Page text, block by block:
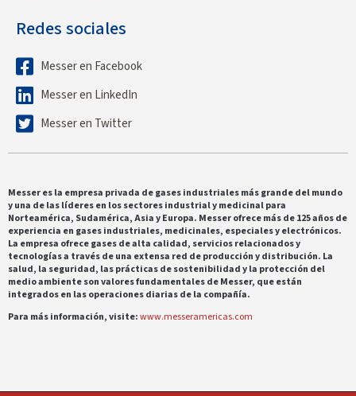
Redes sociales
Messer en Facebook
Messer en LinkedIn
Messer en Twitter
Messer es la empresa privada de gases industriales más grande del mundo
y una de las líderes en los sectores industrial y medicinal para
Norteamérica, Sudamérica, Asia y Europa. Messer ofrece más de 125 años de
experiencia en gases industriales, medicinales, especiales y electrónicos.
La empresa ofrece gases de alta calidad, servicios relacionados y
tecnologías a través de una extensa red de producción y distribución. La
salud, la seguridad, las prácticas de sostenibilidad y la protección del
medio ambiente son valores fundamentales de Messer, que están
integrados en las operaciones diarias de la compañía.
Para más información, visite:www.messeramericas.com